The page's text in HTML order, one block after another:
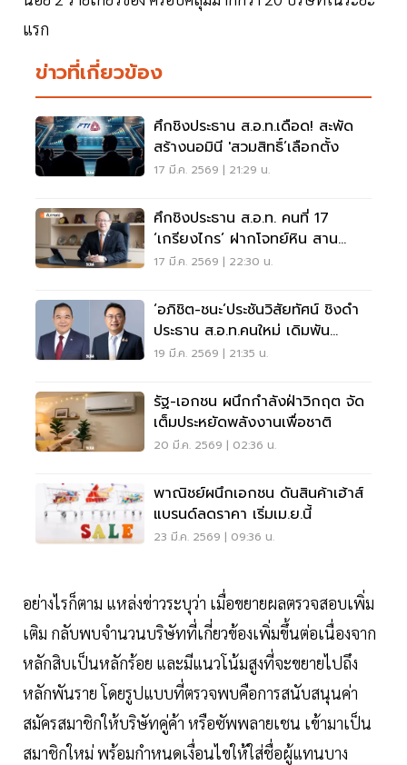
แรก
ข่าวที่เกี่ยวข้อง
ศึกชิงประธาน ส.อ.ท.เดือด! สะพัด
สร้างนอมินี 'สวมสิทธิ์’เลือกตั้ง
17 มี.ค. 2569 | 21:29 น.
ศึกชิงประธาน ส.อ.ท. คนที่ 17
‘เกรียงไกร’ ฝากโจทย์หิน สาน
ONE FTI ฝ่าวิกฤตโลก
17 มี.ค. 2569 | 22:30 น.
‘อภิชิต-ชนะ’ประชันวิสัยทัศน์ ชิงดำ
ประธาน ส.อ.ท.คนใหม่ เดิมพัน
อนาคต SME ไทย
19 มี.ค. 2569 | 21:35 น.
รัฐ-เอกชน ผนึกกำลังฝ่าวิกฤต จัด
เต็มประหยัดพลังงานเพื่อชาติ
20 มี.ค. 2569 | 02:36 น.
พาณิชย์ผนึกเอกชน ดันสินค้าเฮ้าส์
แบรนด์ลดราคา เริ่มเม.ย.นี้
23 มี.ค. 2569 | 09:36 น.
อย่างไรก็ตาม แหล่งข่าวระบุว่า เมื่อขยายผลตรวจสอบเพิ่ม
เติม กลับพบจำนวนบริษัทที่เกี่ยวข้องเพิ่มขึ้นต่อเนื่องจาก
หลักสิบเป็นหลักร้อย และมีแนวโน้มสูงที่จะขยายไปถึง
หลักพันราย โดยรูปแบบที่ตรวจพบคือการสนับสนุนค่า
สมัครสมาชิกให้บริษัทคู่ค้า หรือซัพพลายเชน เข้ามาเป็น
สมาชิกใหม่ พร้อมกำหนดเงื่อนไขให้ใส่ชื่อผู้แทนบาง